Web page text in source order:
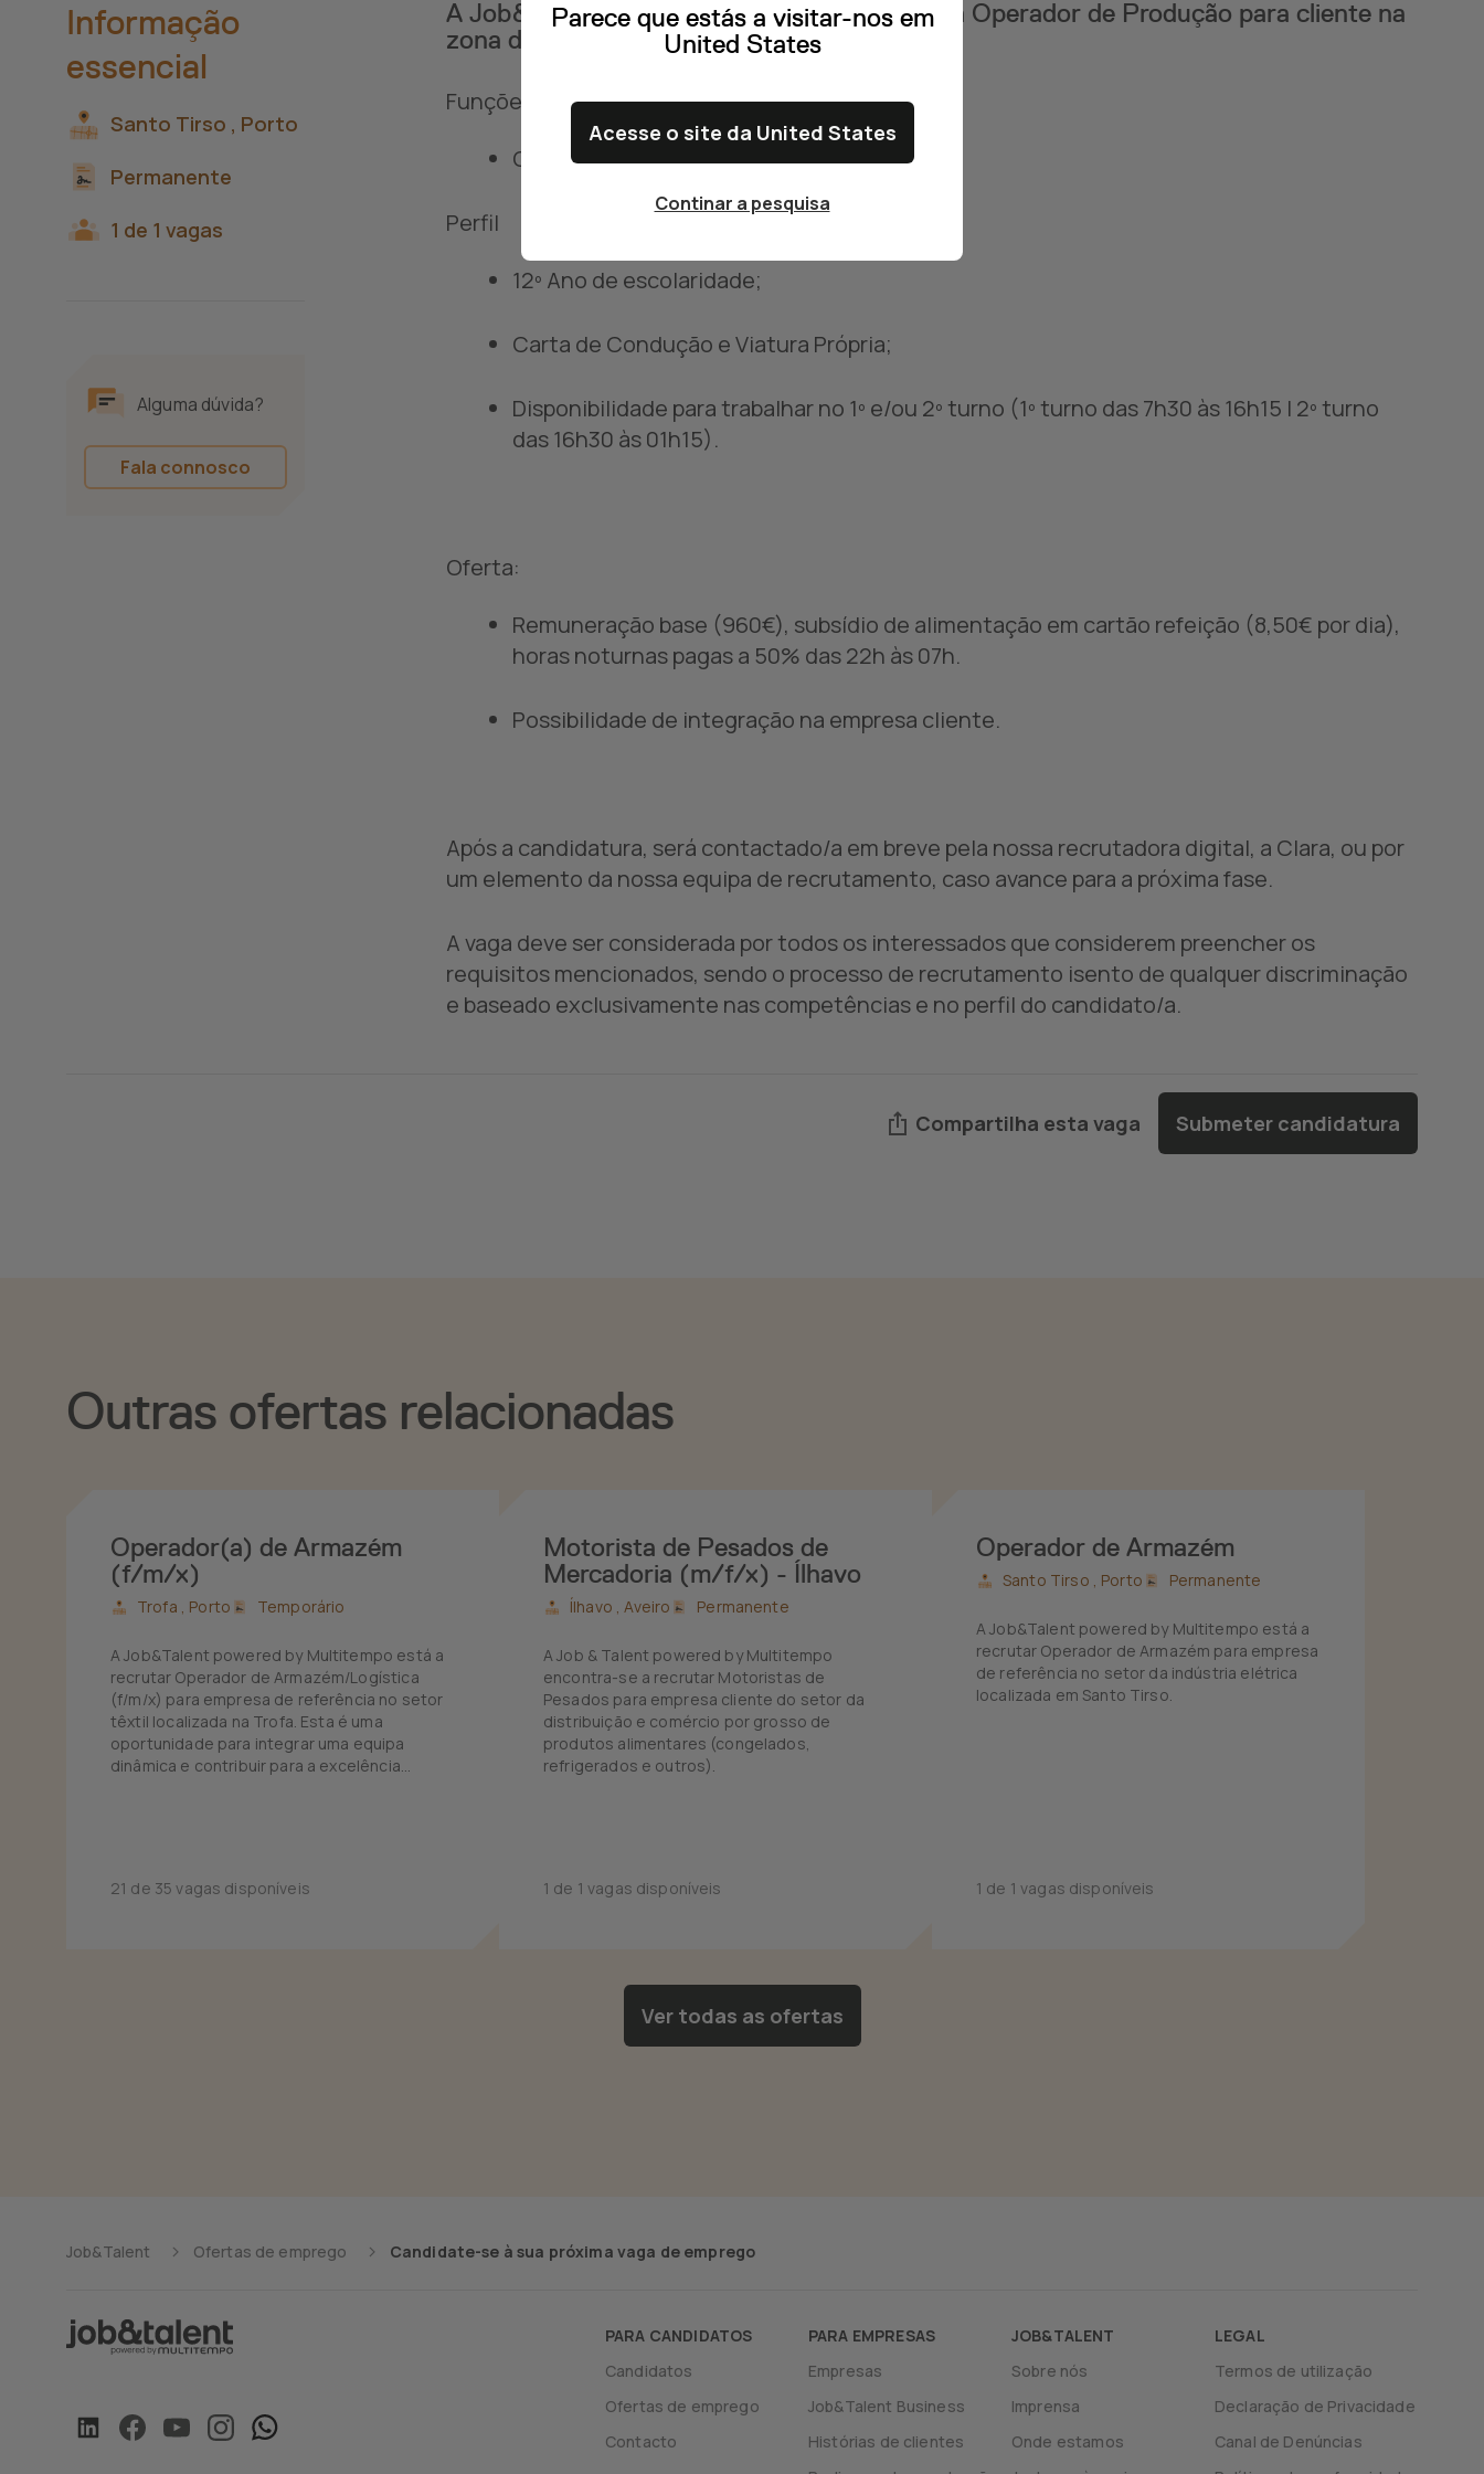
A Job&Talent powered by Multitempo recruta Operador de Produção para cliente na
zona de Santo Tirso. Candidate-se!
Funções:
Operar Linha de produção.
Perfil
12º Ano de escolaridade;
Carta de Condução e Viatura Própria;
Disponibilidade para trabalhar no 1º e/ou 2º turno (1º turno das 7h30 às 16h15 | 2º turno
das 16h30 às 01h15).
Oferta:
Remuneração base (960€), subsídio de alimentação em cartão refeição (8,50€ por dia),
horas noturnas pagas a 50% das 22h às 07h.
Possibilidade de integração na empresa cliente.
Após a candidatura, será contactado/a em breve pela nossa recrutadora digital, a Clara, ou por
um elemento da nossa equipa de recrutamento, caso avance para a próxima fase.
A vaga deve ser considerada por todos os interessados que considerem preencher os
requisitos mencionados, sendo o processo de recrutamento isento de qualquer discriminação
e baseado exclusivamente nas competências e no perfil do candidato/a.
Compartilha esta vaga Submeter candidatura
Informação
essencial
Santo Tirso , Porto
Permanente
1 de 1 vagas
Alguma dúvida?
Fala connosco
Outras ofertas relacionadas
Operador(a) de Armazém
(f/m/x)
Trofa , Porto Temporário
A Job&Talent powered by Multitempo está a
recrutar Operador de Armazém/Logística
(f/m/x) para empresa de referência no setor
têxtil localizada na Trofa. Esta é uma
oportunidade para integrar uma equipa
dinâmica e contribuir para a excelência
21 de 35 vagas disponíveis
Motorista de Pesados de
Mercadoria (m/f/x) - Ílhavo
Ílhavo ,Aveiro Permanente
A Job & Talent powered by Multitempo
encontra-se a recrutar Motoristas de
Pesados para empresa cliente do setor da
distribuição e comércio por grosso de
produtos alimentares (congelados,
refrigerados e outros).
1 de 1 vagas disponíveis
Operador de Armazém
Santo Tirso , Porto Permanente
A Job&Talent powered by Multitempo está a
recrutar Operador de Armazém para empresa
de referência no setor da indústria elétrica
localizada em Santo Tirso.
1 de 1 vagas disponíveis
Ver todas as ofertas
Job&Talent Ofertas de emprego Candidate-se à sua próxima vaga de emprego
PARA CANDIDATOS
Candidatos
Ofertas de emprego
Contacto
PARA EMPRESAS
Empresas
Job&Talent Business
Histórias de clientes
JOB&TALENT
Sobre nós
Imprensa
Onde estamos
LEGAL
Termos de utilização
Declaração de Privacidade
Canal de Denúncias
Parece que estás a visitar-nos em
United States
Acesse o site da United States
Continar a pesquisa